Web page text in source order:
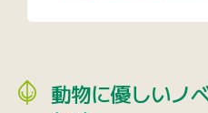
動物に優しいノ